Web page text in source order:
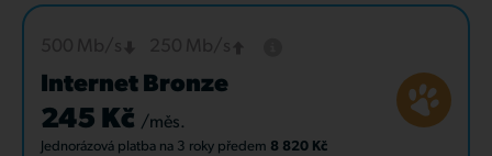
Internet Bronze
245 Kč /měs.
Jednorázová platba na 3 roky předem 8 820 Kč